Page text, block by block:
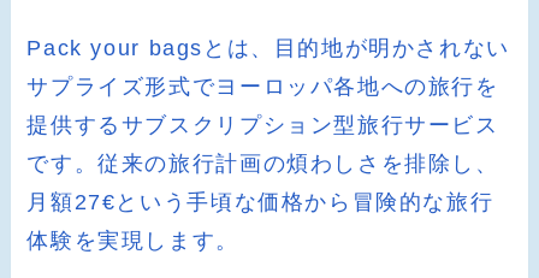
Pack your bagsとは、目的地が明かされない
サプライズ形式でヨーロッパ各地への旅行を
提供するサブスクリプション型旅行サービス
です。従来の旅行計画の煩わしさを排除し、
月額27€という手頃な価格から冒険的な旅行
体験を実現します。